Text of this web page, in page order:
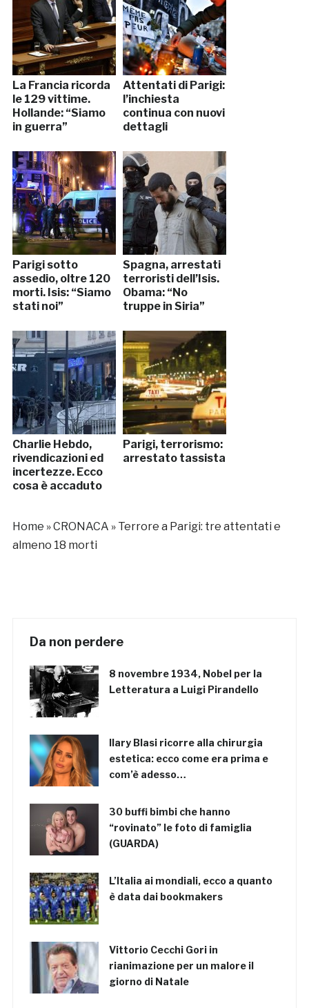
La Francia ricorda
le 129 vittime.
Hollande: “Siamo
in guerra”
Attentati di Parigi:
l’inchiesta
continua con nuovi
dettagli
Parigi sotto
assedio, oltre 120
morti. Isis: “Siamo
stati noi”
Spagna, arrestati
terroristi dell’Isis.
Obama: “No
truppe in Siria”
Charlie Hebdo,
rivendicazioni ed
incertezze. Ecco
cosa è accaduto
Parigi, terrorismo:
arrestato tassista
Home »CRONACA » Terrore a Parigi: tre attentati e
almeno 18 morti
Da non perdere
8 novembre 1934, Nobel per la
Letteratura a Luigi Pirandello
Ilary Blasi ricorre alla chirurgia
estetica: ecco come era prima e
com’è adesso…
30 buffi bimbi che hanno
“rovinato” le foto di famiglia
(GUARDA)
L’Italia ai mondiali, ecco a quanto
è data dai bookmakers
Vittorio Cecchi Gori in
rianimazione per un malore il
giorno di Natale